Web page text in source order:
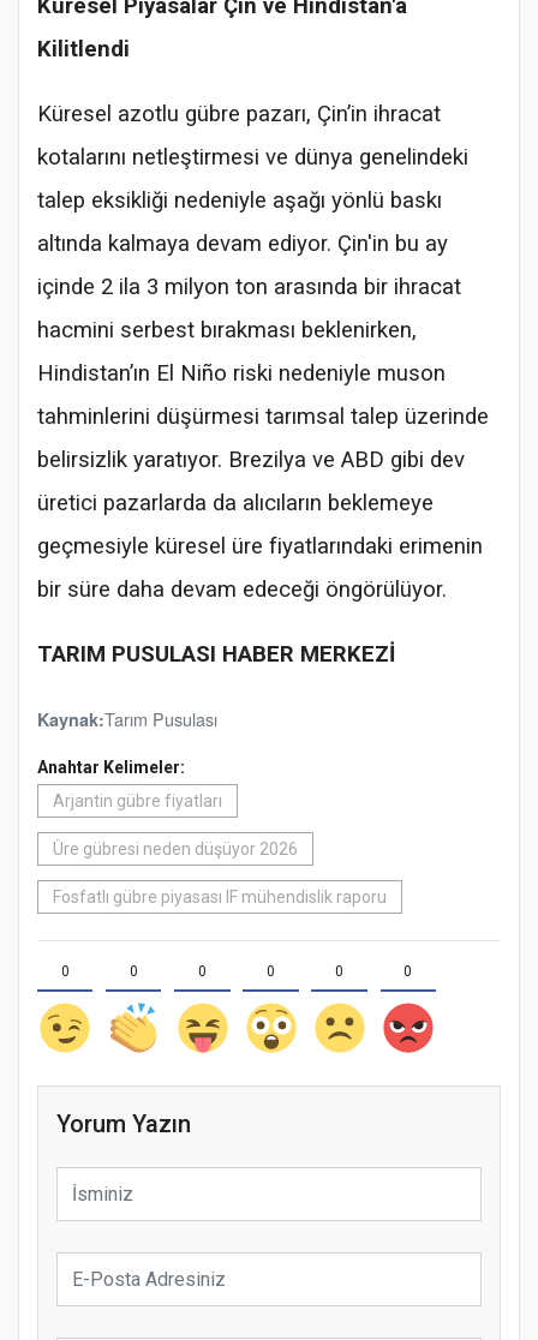
Küresel Piyasalar Çin ve Hindistan'a
Kilitlendi
Küresel azotlu gübre pazarı, Çin’in ihracat
kotalarını netleştirmesi ve dünya genelindeki
talep eksikliği nedeniyle aşağı yönlü baskı
altında kalmaya devam ediyor. Çin'in bu ay
içinde 2 ila 3 milyon ton arasında bir ihracat
hacmini serbest bırakması beklenirken,
Hindistan’ın El Niño riski nedeniyle muson
tahminlerini düşürmesi tarımsal talep üzerinde
belirsizlik yaratıyor. Brezilya ve ABD gibi dev
üretici pazarlarda da alıcıların beklemeye
geçmesiyle küresel üre fiyatlarındaki erimenin
bir süre daha devam edeceği öngörülüyor.
TARIM PUSULASI HABER MERKEZİ
Kaynak:Tarım Pusulası
Anahtar Kelimeler:
Arjantin gübre fiyatları
Üre gübresi neden düşüyor 2026
Fosfatlı gübre piyasası IF mühendislik raporu
0 0 0 0 0 0
Yorum Yazın